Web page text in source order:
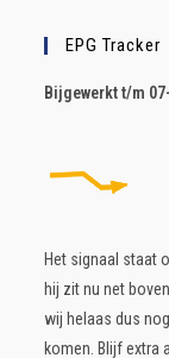
EPG Tracker
Bijgewerkt t/m
Het signaal staat
hij zit nu net
wij helaas dus
komen. Blijf extra